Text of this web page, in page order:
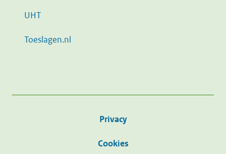
UHT
Toeslagen.nl
Privacy
Cookies